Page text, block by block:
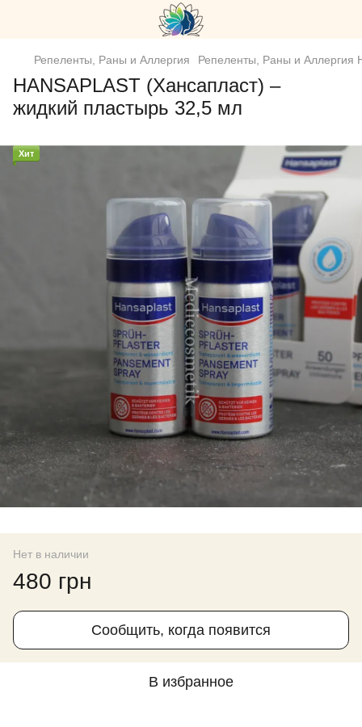
Репеленты, Раны и Аллергия Репеленты, Раны и Аллергия
HANSAPLAST (Хансапласт) –
жидкий пластырь 32,5 мл
Хит
Нет в наличии
480 грн
Сообщить, когда появится
В избранное